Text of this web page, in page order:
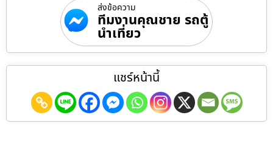
ส่งข้อความ
ทีมงานคุณชาย รถตู้
นำเที่ยว
แชร์หน้านี้